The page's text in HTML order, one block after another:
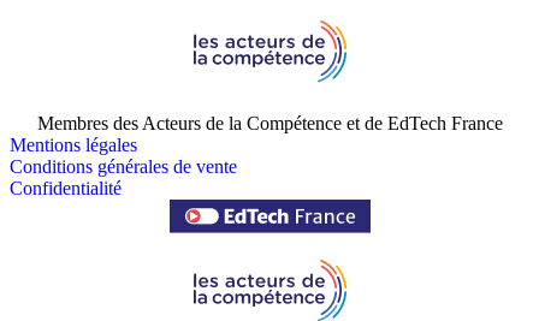
Membres des Acteurs de la Compétence et de EdTech France
Mentions légales
Conditions générales de vente
Confidentialité